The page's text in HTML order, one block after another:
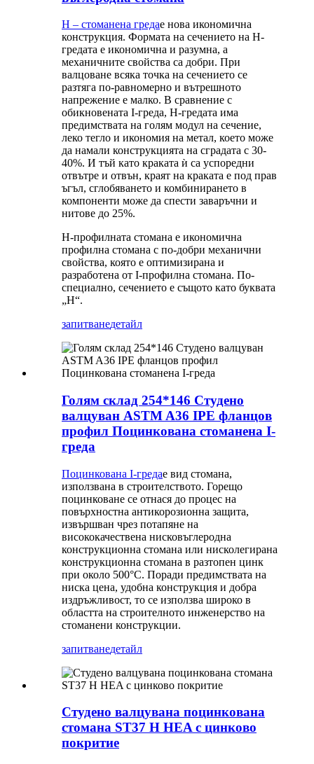
H – стоманена гредае нова икономична
конструкция. Формата на сечението на H-
гредата е икономична и разумна, а
механичните свойства са добри. При
валцоване всяка точка на сечението се
разтяга по-равномерно и вътрешното
напрежение е малко. В сравнение с
обикновената I-греда, H-гредата има
предимствата на голям модул на сечение,
леко тегло и икономия на метал, което може
да намали конструкцията на сградата с 30-
40%. И тъй като краката ѝ са успоредни
отвътре и отвън, краят на краката е под прав
ъгъл, сглобяването и комбинирането в
компоненти може да спести заваръчни и
нитове до 25%.
H-профилната стомана е икономична
профилна стомана с по-добри механични
свойства, която е оптимизирана и
разработена от I-профилна стомана. По-
специално, сечението е същото като буквата
„H“.
запитванедетайл
Голям склад 254*146 Студено
валцуван ASTM A36 IPE фланцов
профил Поцинкована стоманена I-
греда
Поцинкована I-гредае вид стомана,
използвана в строителството. Горещо
поцинковане се отнася до процес на
повърхностна антикорозионна защита,
извършван чрез потапяне на
висококачествена нисковъглеродна
конструкционна стомана или нисколегирана
конструкционна стомана в разтопен цинк
при около 500°C. Поради предимствата на
ниска цена, удобна конструкция и добра
издръжливост, то се използва широко в
областта на строителното инженерство на
стоманени конструкции.
запитванедетайл
Студено валцувана поцинкована
стомана ST37 H HEA с цинково
покритие